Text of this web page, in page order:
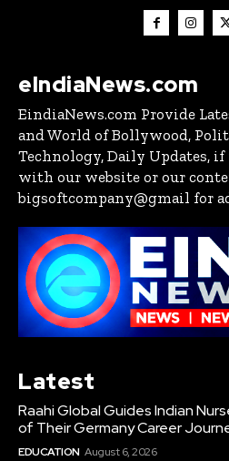
eIndiaNews.com
EindiaNews.com Provide
and World of Bollywood,
Technology, Daily Updates, if
with our website or our
bigsoftcompany@gmail for
Latest
Raahi Global Guides Indian
of Their Germany Career
EDUCATION August 6, 2026